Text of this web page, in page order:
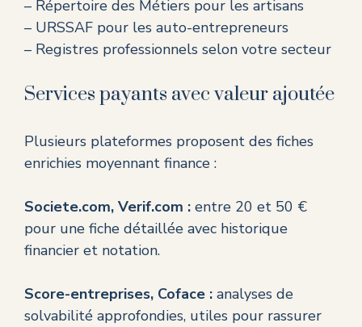
– Répertoire des Métiers pour les artisans
– URSSAF pour les auto-entrepreneurs
– Registres professionnels selon votre secteur
Services payants avec valeur ajoutée
Plusieurs plateformes proposent des fiches
enrichies moyennant finance :
Societe.com, Verif.com : entre 20 et 50 €
pour une fiche détaillée avec historique
financier et notation.
Score-entreprises, Coface : analyses de
solvabilité approfondies, utiles pour rassurer